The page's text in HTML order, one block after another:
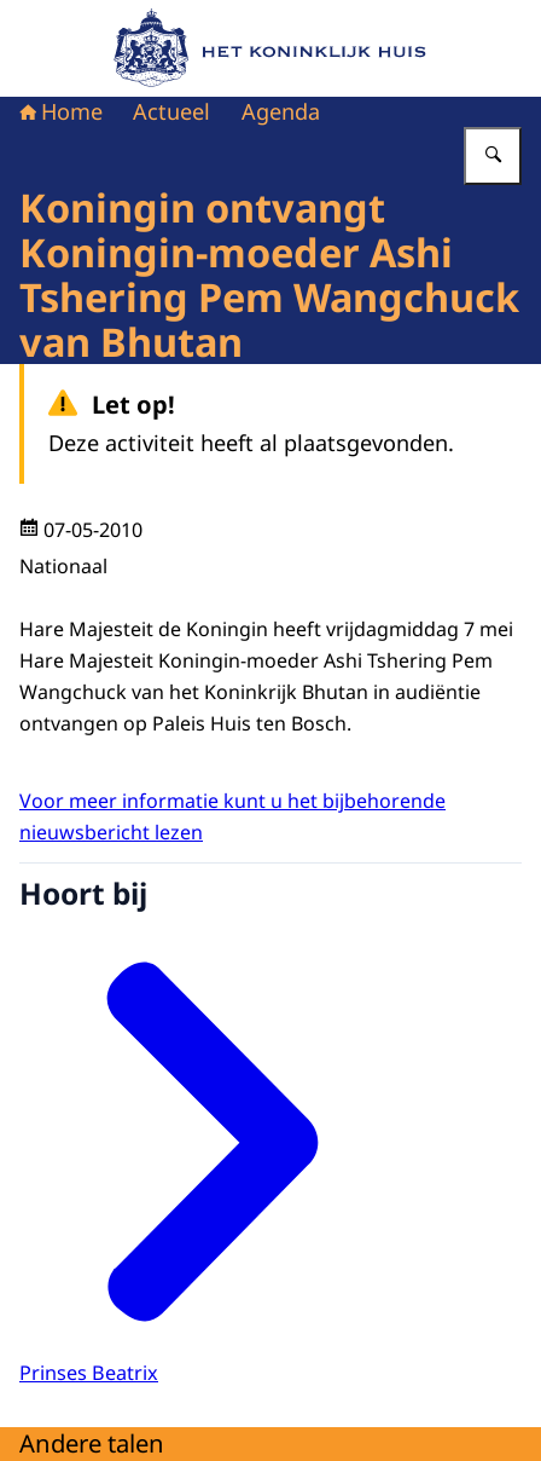
Naar de homepage van Het Koninklijk Huis
Home Actueel Agenda
Koningin ontvangt
Koningin-moeder Ashi
Tshering Pem Wangchuck
van Bhutan
Let op!
Deze activiteit heeft al plaatsgevonden.
07-05-2010
Nationaal
Hare Majesteit de Koningin heeft vrijdagmiddag 7 mei
Hare Majesteit Koningin-moeder Ashi Tshering Pem
Wangchuck van het Koninkrijk Bhutan in audiëntie
ontvangen op Paleis Huis ten Bosch.
Voor meer informatie kunt u het bijbehorende
nieuwsbericht lezen
Hoort bij
Prinses Beatrix
Andere talen